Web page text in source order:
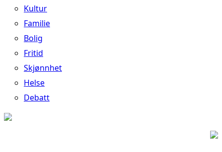
Kultur
Familie
Bolig
Fritid
Skjønnhet
Helse
Debatt